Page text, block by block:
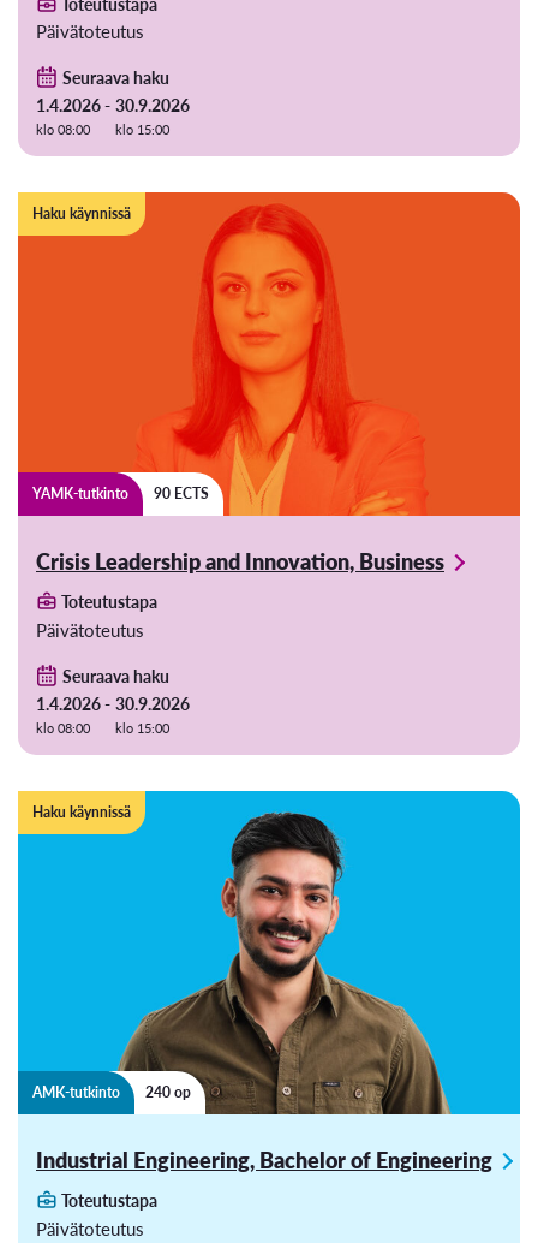
Päivätoteutus
Seuraava haku
1.4.2026 -
klo 08:00
30.9.2026
klo 15:00
Haku käynnissä
YAMK-tutkinto 90 ECTS
Crisis Leadership and Innovation, Business
Toteutustapa
Päivätoteutus
Seuraava haku
1.4.2026 -
klo 08:00
30.9.2026
klo 15:00
Haku käynnissä
AMK-tutkinto 240 op
Industrial Engineering, Bachelor of Engineering
Toteutustapa
Päivätoteutus